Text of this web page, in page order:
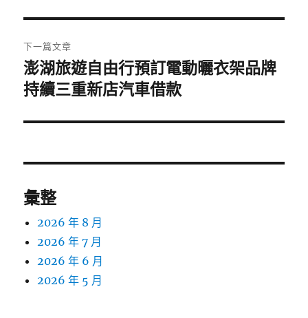
覽
文
章:
下一篇文章
下
一
文
澎湖旅遊自由行預訂電動曬衣架品牌
持續三重新店汽車借款
彙整
2026 年 8 月
2026 年 7 月
2026 年 6 月
2026 年 5 月